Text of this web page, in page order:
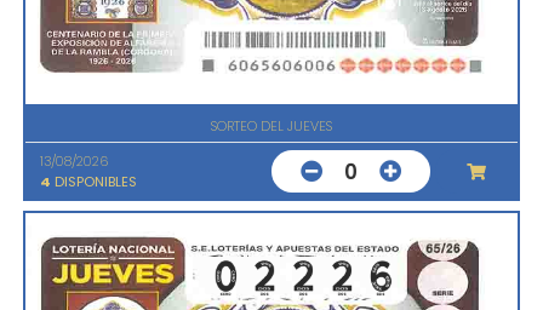
SORTEO DEL JUEVES
13/08/2026
4 DISPONIBLES 0